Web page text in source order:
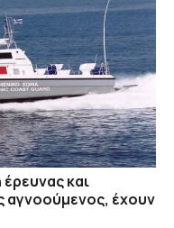
και
αγνοούμενος, έχουν